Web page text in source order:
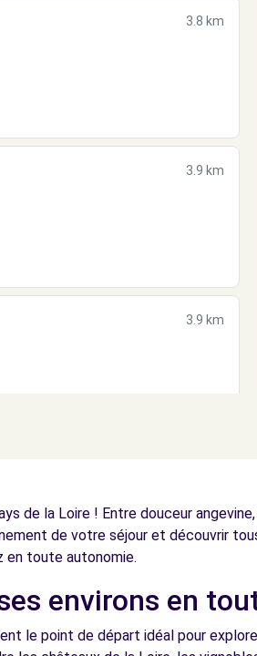
3.8 km
3.9 km
3.9 km
de la Loire ! Entre douceur
de votre séjour et découvrir
en toute autonomie.
environs en
le point de départ idéal pour